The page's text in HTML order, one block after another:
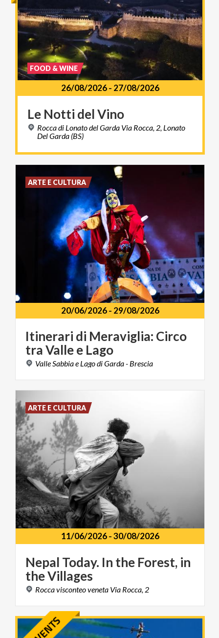
26/08/2026- 27/08/2026
Le Notti delVino
Rocca di Lonato del Garda Via Rocca, 2, Lonato
Del Garda (BS)
FOOD & WINE
20/06/2026- 29/08/2026
Itinerari di Meraviglia: Circo
traVallee Lago
ValleSabbiae LagodiGarda- Brescia
ARTE E CULTURA
11/06/2026-30/08/2026
Nepal Today. In the Forest, in
theVillages
Roccavisconteoveneta Via Rocca, 2
ARTE E CULTURA